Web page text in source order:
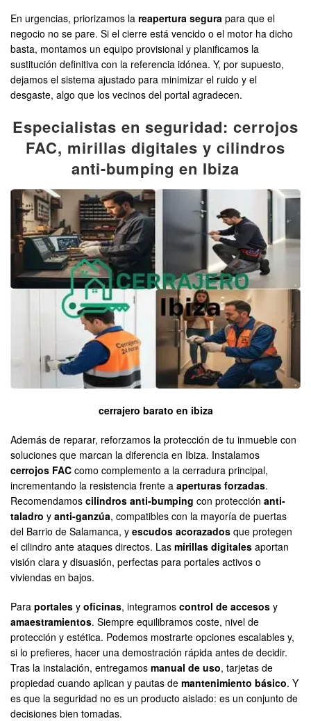
En urgencias, priorizamos la reapertura segura para que el
negocio no se pare. Si el cierre está vencido o el motor ha dicho
basta, montamos un equipo provisional y planificamos la
sustitución definitiva con la referencia idónea. Y, por supuesto,
dejamos el sistema ajustado para minimizar el ruido y el
desgaste, algo que los vecinos del portal agradecen.
Especialistas en seguridad: cerrojos
FAC, mirillas digitales y cilindros
anti-bumping en Ibiza
cerrajero barato en ibiza
Además de reparar, reforzamos la protección de tu inmueble con
soluciones que marcan la diferencia en Ibiza. Instalamos
cerrojos FAC como complemento a la cerradura principal,
incrementando la resistencia frente a aperturas forzadas.
Recomendamos cilindros anti-bumping con protección anti-
taladro y anti-ganzúa, compatibles con la mayoría de puertas
del Barrio de Salamanca, y escudos acorazados que protegen
el cilindro ante ataques directos. Las mirillas digitales aportan
visión clara y disuasión, perfectas para portales activos o
viviendas en bajos.
Para portales y oficinas, integramos control de accesos y
amaestramientos. Siempre equilibramos coste, nivel de
protección y estética. Podemos mostrarte opciones escalables y,
si lo prefieres, hacer una demostración rápida antes de decidir.
Tras la instalación, entregamos manual de uso, tarjetas de
propiedad cuando aplican y pautas de mantenimiento básico. Y
es que la seguridad no es un producto aislado: es un conjunto de
decisiones bien tomadas.